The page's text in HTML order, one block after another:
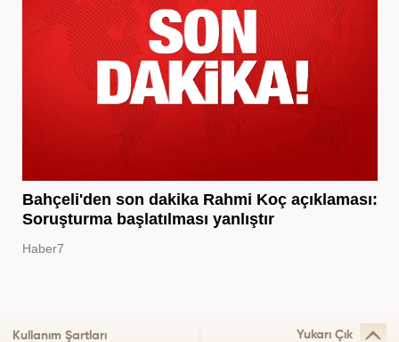
Bahçeli'den son dakika Rahmi Koç açıklaması:
Soruşturma başlatılması yanlıştır
Haber7
Kullanım Şartları Yukarı Çık